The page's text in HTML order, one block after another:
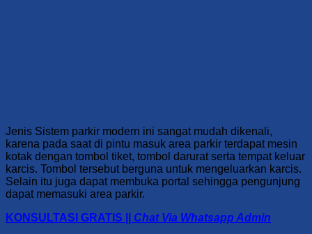
Jenis Sistem parkir modern ini sangat mudah dikenali,
karena pada saat di pintu masuk area parkir terdapat mesin
kotak dengan tombol tiket, tombol darurat serta tempat keluar
karcis. Tombol tersebut berguna untuk mengeluarkan karcis.
Selain itu juga dapat membuka portal sehingga pengunjung
dapat memasuki area parkir.
KONSULTASI GRATIS || Chat Via Whatsapp Admin